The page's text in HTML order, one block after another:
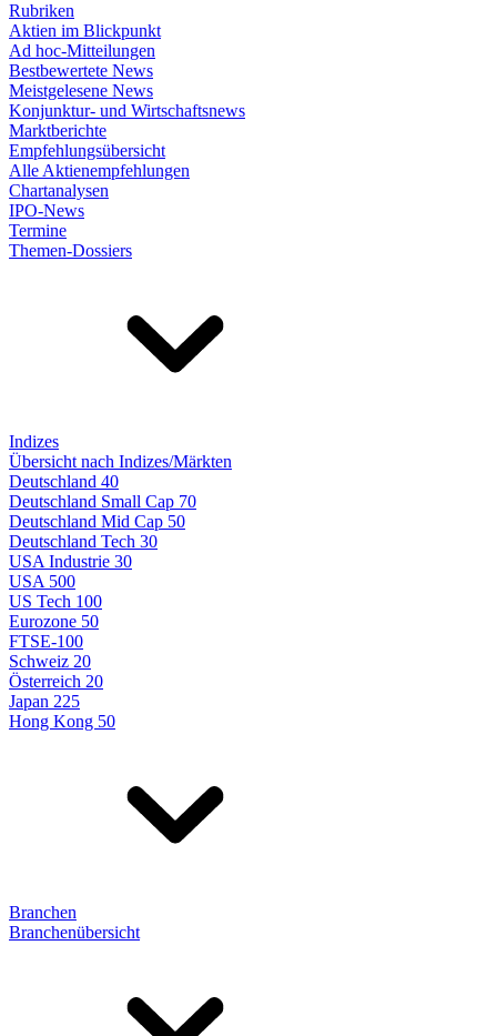
Rubriken
Aktien im Blickpunkt
Ad hoc-Mitteilungen
Bestbewertete News
Meistgelesene News
Konjunktur- und Wirtschaftsnews
Marktberichte
Empfehlungsübersicht
Alle Aktienempfehlungen
Chartanalysen
IPO-News
Termine
Themen-Dossiers
Indizes
Übersicht nach Indizes/Märkten
Deutschland 40
Deutschland Small Cap 70
Deutschland Mid Cap 50
Deutschland Tech 30
USA Industrie 30
USA 500
US Tech 100
Eurozone 50
FTSE-100
Schweiz 20
Österreich 20
Japan 225
Hong Kong 50
Branchen
Branchenübersicht